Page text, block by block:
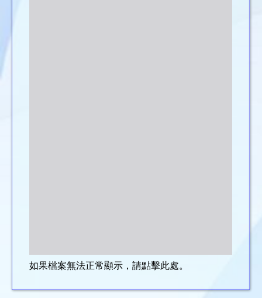
如果檔案無法正常顯示，請點擊此處。